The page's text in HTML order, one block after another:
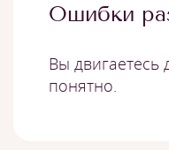
Ошибки
Вы двигаетесь
понятно.